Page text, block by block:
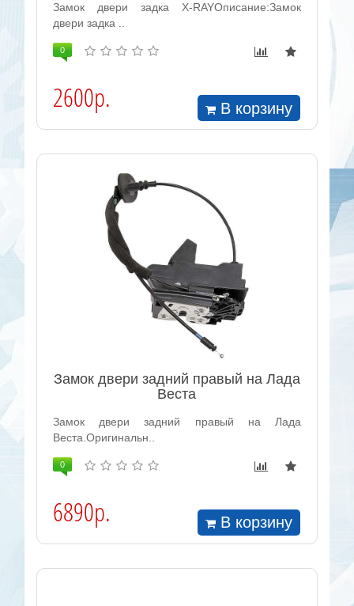
Замок двери задка X-RAYОписание:Замок
двери задка ..
0
2600р. В корзину
Замок двери задний правый на Лада
Веста
Замок двери задний правый на Лада
Веста.Оригинальн..
0
6890р. В корзину